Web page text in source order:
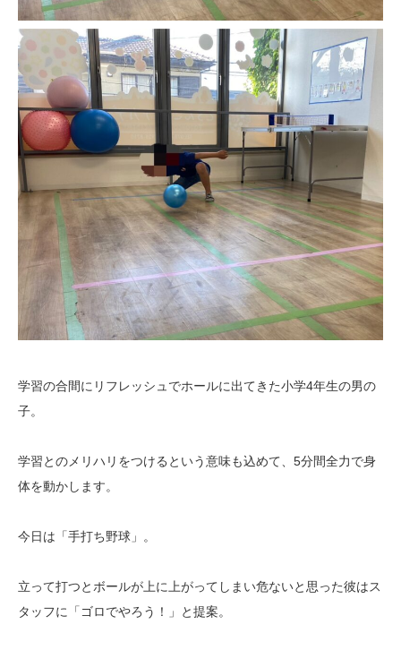
学習の合間にリフレッシュでホールに出てきた小学4年生の男の
子。
学習とのメリハリをつけるという意味も込めて、5分間全力で身
体を動かします。
今日は「手打ち野球」。
立って打つとボールが上に上がってしまい危ないと思った彼はス
タッフに「ゴロでやろう！」と提案。